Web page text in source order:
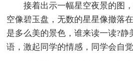
接着出示一幅星空夜景的图，
空像碧玉盘，无数的星星像撤落
是多么美的景色，谁来读一读?静
语，激起同学的情感，同学会自觉